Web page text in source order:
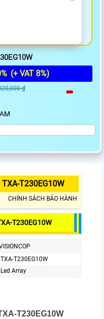
(+ VAT 8%)
₫
T230EG10W
CHÍNH SÁCH BẢO HÀNH
T230EG10W
TXA-T230EG10W
Led Array
T230EG10W